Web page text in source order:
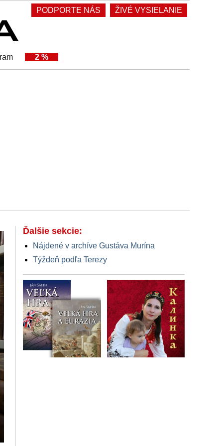
PODPORTE NÁS ŽIVÉ VYSIELANIE
2 %
Ďalšie sekcie:
Nájdené v archíve Gustáva Murína
Týždeň podľa Terezy